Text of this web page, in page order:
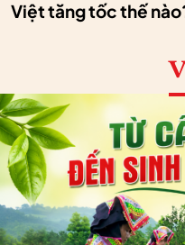
Việt tăng tốc thế